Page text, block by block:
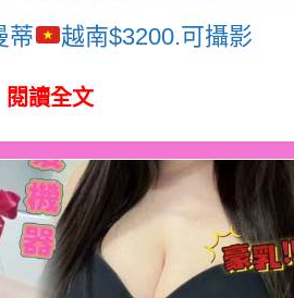
蒂
越南$3200.可攝影
閱讀全文